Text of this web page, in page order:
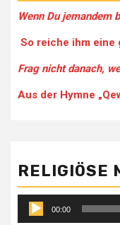
Wenn Du jemandem
So reiche ihm eine
Frag nicht danach,
Aus der Hymne
RELIGIÖSE
Audio-
Player
00:00